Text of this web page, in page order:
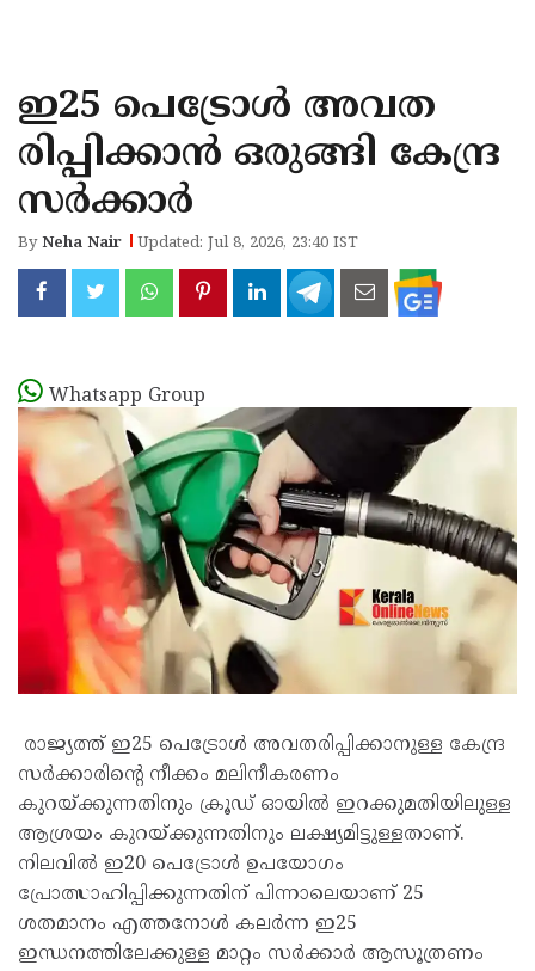
KANNUR
KASARAGOD
ഇ25 പെട്രോൾ അവത
രിപ്പിക്കാൻ ഒരുങ്ങി കേന്ദ്ര
സർക്കാർ
ByNeha Nair Updated: Jul 8, 2026, 23:40 IST
Whatsapp Group
രാജ്യത്ത് ഇ25 പെട്രോൾ അവതരിപ്പിക്കാനുള്ള കേന്ദ്ര
സർക്കാരിന്റെ നീക്കം മലിനീകരണം
കുറയ്ക്കുന്നതിനും ക്രൂഡ് ഓയിൽ ഇറക്കുമതിയിലുള്ള
ആശ്രയം കുറയ്ക്കുന്നതിനും ലക്ഷ്യമിട്ടുള്ളതാണ്.
നിലവിൽ ഇ20 പെട്രോൾ ഉപയോഗം
പ്രോത്സാഹിപ്പിക്കുന്നതിന് പിന്നാലെയാണ് 25
ശതമാനം എത്തനോൾ കലർന്ന ഇ25
ഇന്ധനത്തിലേക്കുള്ള മാറ്റം സർക്കാർ ആസൂത്രണം